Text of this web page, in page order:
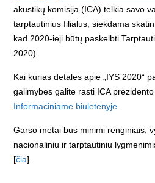
akustikų komisija (ICA) telkia savo
tarptautinius filialus, siekdama
kad 2020‑ieji būtų paskelbti
2020).
Kai kurias detales apie „IYS 2020“
galimybes galite rasti ICA prezi­dento
Informaciniame biuletenyje
Garso metai bus minimi renginiais,
nacionaliniu ir tarptautiniu
[čia].